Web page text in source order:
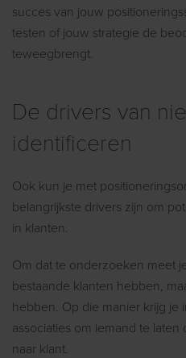
succes van jouw
testen of jouw strategie de
teweegbrengt.
De drivers van
identificeren
Ook kun je met
belangrijkste drivers zijn om
in klanten.
Om dat te onderzoeken meet
bestaande klanten hebben,
hebben. Op die manier krijg je
associaties om iemand te
naar klant.